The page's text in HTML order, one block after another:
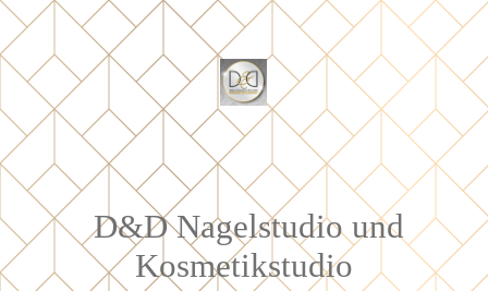
D&D Nagelstudio und
Kosmetikstudio